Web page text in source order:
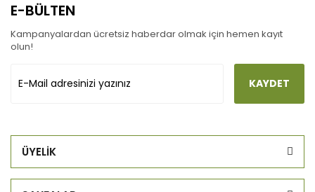
E-BÜLTEN
Kampanyalardan ücretsiz haberdar olmak için hemen kayıt
olun!
KAYDET
ÜYELİK